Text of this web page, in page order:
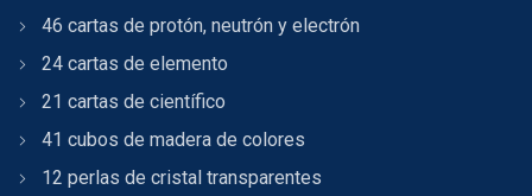
46 cartas de protón, neutrón y electrón
24 cartas de elemento
21 cartas de científico
41 cubos de madera de colores
12 perlas de cristal transparentes